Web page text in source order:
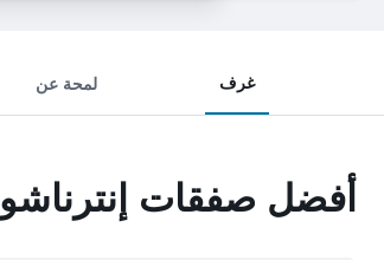
غرف لمحة عن
أفضل صفقات